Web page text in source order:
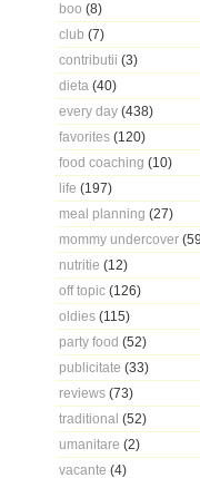
boo (8)
club (7)
contributii (3)
dieta (40)
every day (438)
favorites (120)
food coaching (10)
life (197)
meal planning (27)
mommy undercover
nutritie (12)
off topic (126)
oldies (115)
party food (52)
publicitate (33)
reviews (73)
traditional (52)
umanitare (2)
vacante (4)